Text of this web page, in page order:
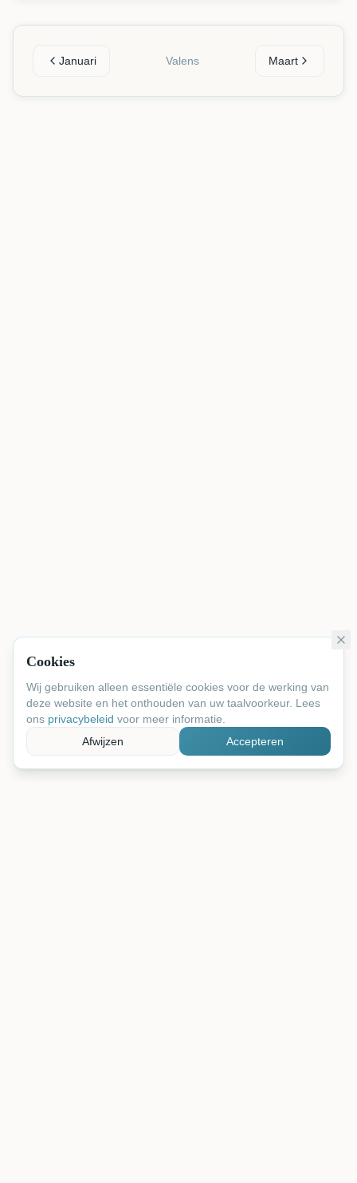
Januari Valens Maart
Cookies
Wij gebruiken alleen essentiële cookies voor de werking van
deze website en het onthouden van uw taalvoorkeur. Lees
ons privacybeleid voor meer informatie.
Afwijzen
Accepteren